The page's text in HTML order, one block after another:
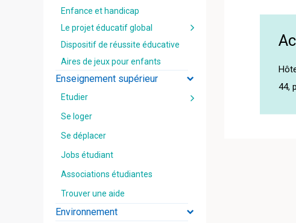
44,
Enfance et handicap
Le projet éducatif global
Dispositif de réussite éducative
Aires de jeux pour enfants
Enseignement supérieur
Etudier
Se loger
Se déplacer
Jobs étudiant
Associations étudiantes
Trouver une aide
Environnement